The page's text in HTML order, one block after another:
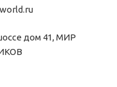
дом 41, МИР